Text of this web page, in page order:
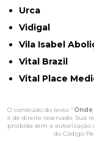
Urca
Vidigal
Vila Isabel
Vital Brazil
Vital Place
O conteúdo do texto "
é de direito reservado. Sua
proibida sem a autorização
do Código